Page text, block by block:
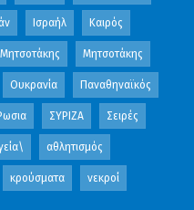
Ισραήλ Καιρός
Μητσοτάκης
Ουκρανία Παναθηναϊκός
ΣΥΡΙΖΑ Σειρές
αθλητισμός
κρούσματα νεκροί